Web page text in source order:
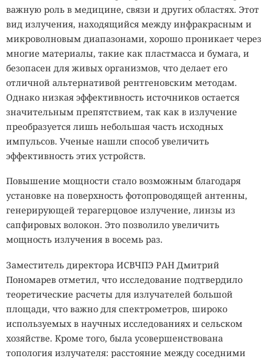
важную роль в медицине, связи и других областях. Этот
вид излучения, находящийся между инфракрасным и
микроволновым диапазонами, хорошо проникает через
многие материалы, такие как пластмасса и бумага, и
безопасен для живых организмов, что делает его
отличной альтернативой рентгеновским методам.
Однако низкая эффективность источников остается
значительным препятствием, так как в излучение
преобразуется лишь небольшая часть исходных
импульсов. Ученые нашли способ увеличить
эффективность этих устройств.
Повышение мощности стало возможным благодаря
установке на поверхность фотопроводящей антенны,
генерирующей терагерцовое излучение, линзы из
сапфировых волокон. Это позволило увеличить
мощность излучения в восемь раз.
Заместитель директора ИСВЧПЭ РАН Дмитрий
Пономарев отметил, что исследование подтвердило
теоретические расчеты для излучателей большой
площади, что важно для спектрометров, широко
используемых в научных исследованиях и сельском
хозяйстве. Кроме того, была усовершенствована
топология излучателя: расстояние между соседними